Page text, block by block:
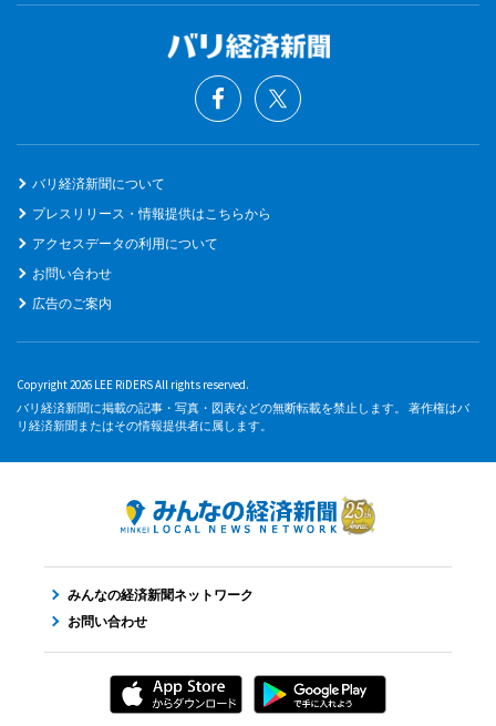
バリ経済新聞について
プレスリリース・情報提供はこちらから
アクセスデータの利用について
お問い合わせ
広告のご案内
Copyright 2026 LEE RiDERS All rights reserved.
バリ経済新聞に掲載の記事・写真・図表などの無断転載を禁止します。 著作権はバ
リ経済新聞またはその情報提供者に属します。
みんなの経済新聞ネットワーク
お問い合わせ